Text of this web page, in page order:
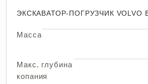
ЭКСКАВАТОР-ПОГРУЗЧИК VOLVO
Масса
Макс. глубина
копания